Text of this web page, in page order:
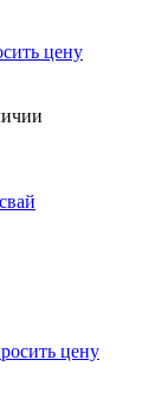
цену
цену